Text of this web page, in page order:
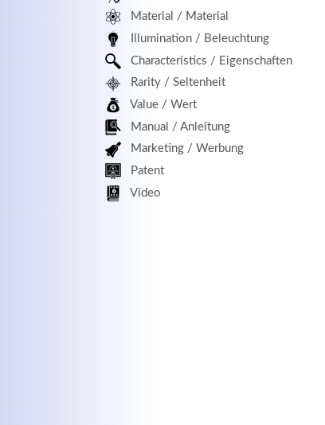
Material / Material
Illumination / Beleuchtung
Characteristics / Eigenschaften
Rarity / Seltenheit
Value / Wert
Manual / Anleitung
Marketing / Werbung
Patent
Video
MEHR INFOS
Kontaktdaten